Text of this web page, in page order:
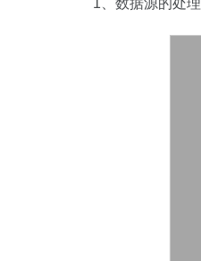
1、数据源的处理